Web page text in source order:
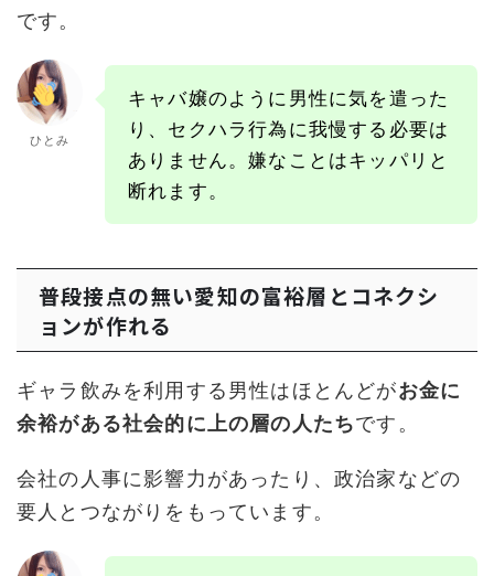
です。
ひとみ
キャバ嬢のように男性に気を遣った
り、セクハラ行為に我慢する必要は
ありません。嫌なことはキッパリと
断れます。
普段接点の無い愛知の富裕層とコネクシ
ョンが作れる
ギャラ飲みを利用する男性はほとんどがお金に
余裕がある社会的に上の層の人たちです。
会社の人事に影響力があったり、政治家などの
要人とつながりをもっています。